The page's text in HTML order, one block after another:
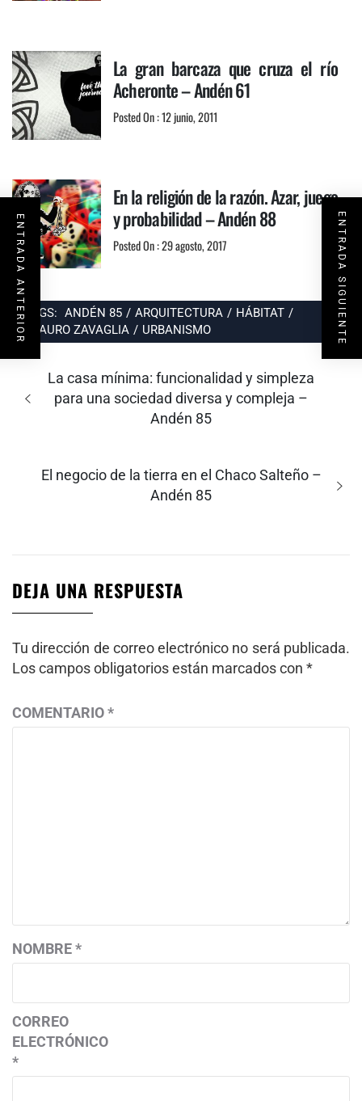
La gran barcaza que cruza el río
Acheronte – Andén 61
Posted On : 12 junio, 2011
En la religión de la razón. Azar, juego
y probabilidad – Andén 88
Posted On : 29 agosto, 2017
TAGS: ANDÉN 85 / ARQUITECTURA / HÁBITAT /
MAURO ZAVAGLIA / URBANISMO
Navegación
entradas
Entrada
anterior:
La casa mínima: funcionalidad y simpleza
para una sociedad diversa y compleja –
Andén 85
Entrada
El negocio de la tierra en el Chaco Salteño –
Andén 85
ENTRADA ANTERIOR ENTRADA SIGUIENTE
DEJA UNA RESPUESTA
Tu dirección de correo electrónico no será publicada.
Los campos obligatorios están marcados con *
COMENTARIO*
NOMBRE*
CORREO
ELECTRÓNICO
*